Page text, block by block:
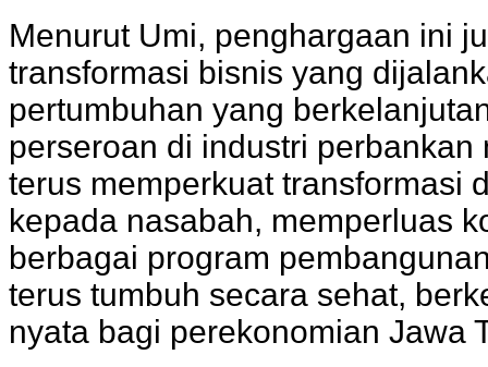
Menurut Umi, penghargaan ini
transformasi bisnis yang
pertumbuhan yang
perseroan di industri
terus memperkuat transformasi
kepada nasabah, memperluas
berbagai program
terus tumbuh secara sehat,
nyata bagi perekonomian Jawa